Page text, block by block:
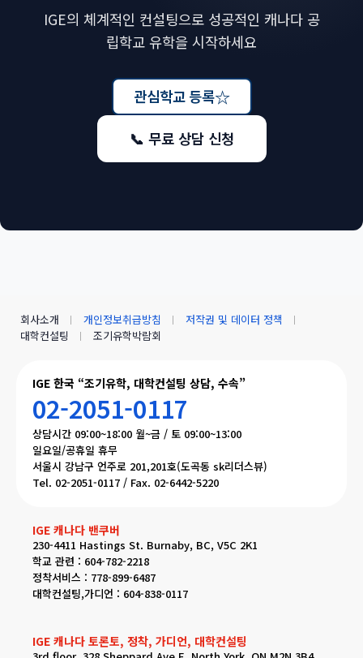
IGE의 체계적인 컨설팅으로 성공적인 캐나다 공
립학교 유학을 시작하세요
관심학교 등록☆
📞 무료 상담 신청
IGE 한국 “조기유학, 대학컨설팅 상담, 수속”
02-2051-0117
상담시간 09:00~18:00 월~금 / 토 09:00~13:00
일요일/공휴일 휴무
서울시 강남구 언주로 201,201호(도곡동 sk리더스뷰)
Tel. 02-2051-0117 / Fax. 02-6442-5220
IGE 캐나다 밴쿠버
230-4411 Hastings St. Burnaby, BC, V5C 2K1
학교 관련 : 604-782-2218
정착서비스 : 778-899-6487
대학컨설팅,가디언 : 604-838-0117
IGE 캐나다 토론토, 정착, 가디언, 대학컨설팅
회사소개 개인정보취급방침
저작권 및 데이터 정책
대학컨설팅
조기유학박람회